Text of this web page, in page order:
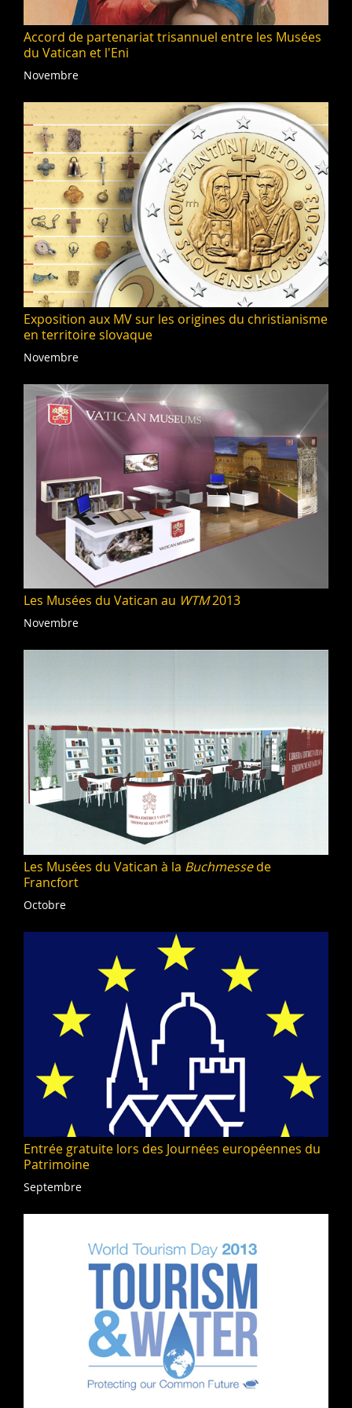
Accord de partenariat trisannuel entre les Musées
du Vatican et l'Eni
Novembre
Exposition aux MV sur les origines du christianisme
en territoire slovaque
Novembre
Les Musées du Vatican au WTM2013
Novembre
Les Musées du Vatican à la Buchmessede
Francfort
Octobre
Entrée gratuite lors des Journées européennes du
Patrimoine
Septembre